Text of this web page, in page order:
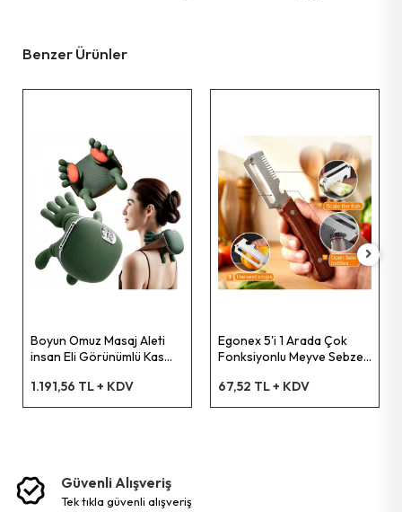
Benzer Ürünler
Boyun Omuz Masaj Aleti
insan Eli Görünümlü Kas
1.191,56 TL + KDV
Egonex 5'i 1 Arada Çok
Fonksiyonlu Meyve Sebze
ve Şişe Açacağı – Ahşap
Saplı Paslanmaz Çelik
67,52 TL + KDV
Güvenli Alışveriş
tek tikla güvenli̇ alişveri̇ş